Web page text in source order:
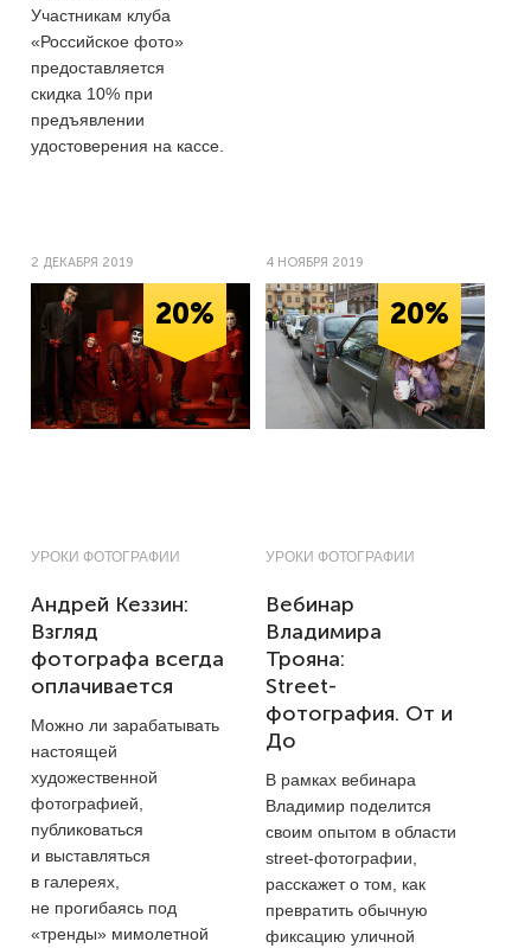
Участникам клуба
«Российское фото»
предоставляется
скидка 10% при
предъявлении
удостоверения на кассе.
2 ДЕКАБРЯ 2019
20%
УРОКИ ФОТОГРАФИИ
Андрей Кеззин:
Взгляд
фотографа всегда
оплачивается
Можно ли зарабатывать
настоящей
художественной
фотографией,
публиковаться
и выставляться
в галереях,
не прогибаясь под
«тренды» мимолетной
4 НОЯБРЯ 2019
20%
УРОКИ ФОТОГРАФИИ
Вебинар
Владимира
Трояна:
Street-
фотография. От и
До
В рамках вебинара
Владимир поделится
своим опытом в области
street-фотографии,
расскажет о том, как
превратить обычную
фиксацию уличной